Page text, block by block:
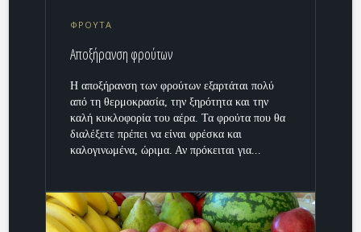
ΦΡΟΥΤΑ
Αποξήρανση φρούτων
Η αποξήρανση των φρούτων εξαρτάται πολύ
από τη θερμοκρασία, την ξηρότητα και την
καλή κυκλοφορία του αέρα. Τα φρούτα που θα
διαλέξετε πρέπει να είναι φρέσκα και
καλογινωμένα, ώριμα. Αν πρόκειται για...